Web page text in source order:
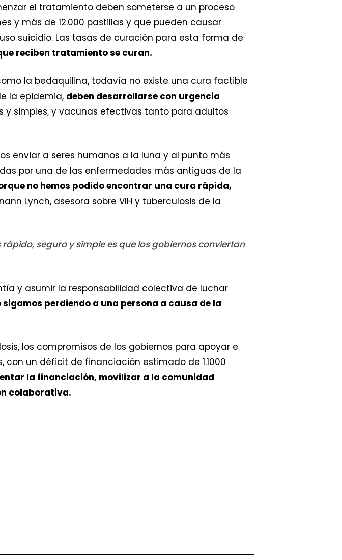
el tratamiento deben someterse a un proceso
y más de 12.000 pastillas y que pueden causar
suicidio. Las tasas de curación para esta forma de
reciben tratamiento se curan.
la bedaquilina, todavía no existe una cura factible
la epidemia, deben desarrollarse con urgencia
y simples, y vacunas efectivas tanto para adultos
enviar a seres humanos a la luna y al punto más
por una de las enfermedades más antiguas de la
no hemos podido encontrar una cura rápida,
Lynch, asesora sobre VIH y tuberculosis de la
seguro y simple es que los gobiernos conviertan
y asumir la responsabilidad colectiva de luchar
sigamos perdiendo a una persona a causa de la
los compromisos de los gobiernos para apoyar e
un déficit de financiación estimado de 1.1000
la financiación, movilizar a la comunidad
colaborativa.